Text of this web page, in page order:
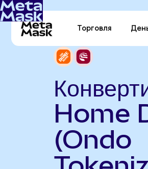
Торговля
Home
(Ondo